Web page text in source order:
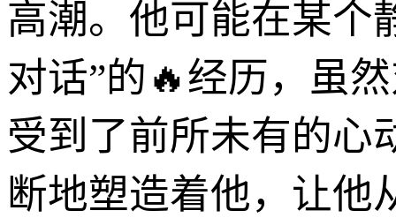
高潮。他可能在某个
对话”的🔥经历，虽
受到了前所未有的心
断地塑造着他，让他